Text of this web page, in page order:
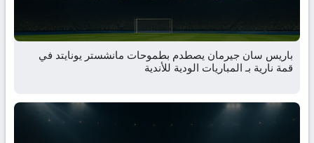
باريس سان جيرمان يصطدم بطموحات مانشستر يونايتد في
قمة نارية بـ المباريات الودية للأندية